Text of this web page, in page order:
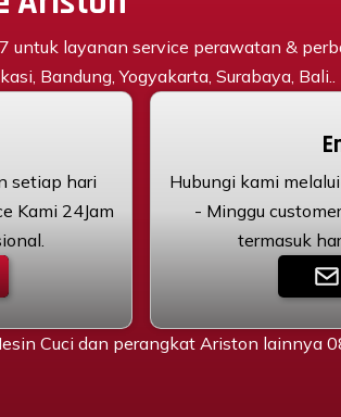
layanan service perawatan &
Bandung, Yogyakarta, Surabaya, Bali..
setiap hari
Kami 24Jam
Hubungi kami
- Minggu
termasuk
Cuci dan perangkat Ariston lainnya